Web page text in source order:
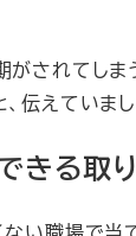
がされてしま
伝えていまし
きる取